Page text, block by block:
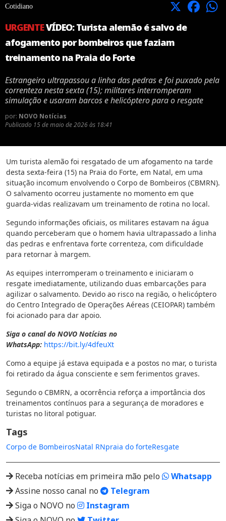
Cotidiano X Facebook
URGENTEVÍDEO: Turista alemão é salvo de
afogamento por bombeiros que faziam
treinamento na Praia do Forte
Estrangeiro ultrapassou a linha das pedras e foi puxado pela
correnteza nesta sexta (15); militares interromperam
simulação e usaram barcos e helicóptero para o resgate
por: NOVO Notícias
Publicado 15 de maio de 2026 às 18:41
Um turista alemão foi resgatado de um afogamento na tarde
desta sexta-feira (15) na Praia do Forte, em Natal, em uma
situação incomum envolvendo o Corpo de Bombeiros (CBMRN).
O salvamento ocorreu justamente no momento em que
guarda-vidas realizavam um treinamento de rotina no local.
Segundo informações oficiais, os militares estavam na água
quando perceberam que o homem havia ultrapassado a linha
das pedras e enfrentava forte correnteza, com dificuldade
para retornar à margem.
As equipes interromperam o treinamento e iniciaram o
resgate imediatamente, utilizando duas embarcações para
agilizar o salvamento. Devido ao risco na região, o helicóptero
do Centro Integrado de Operações Aéreas (CEIOPAR) também
foi acionado para dar apoio.
Siga o canal do NOVO Notícias no
WhatsApp: https://bit.ly/4dfeuXt
Como a equipe já estava equipada e a postos no mar, o turista
foi retirado da água consciente e sem ferimentos graves.
Segundo o CBMRN, a ocorrência reforça a importância dos
treinamentos contínuos para a segurança de moradores e
turistas no litoral potiguar.
Tags
Corpo de BombeirosNatal RNpraia do forteResgate
Receba notícias em primeira mão pelo
Whatsapp
Assine nosso canal no
Telegram
Siga o NOVO no
Instagram